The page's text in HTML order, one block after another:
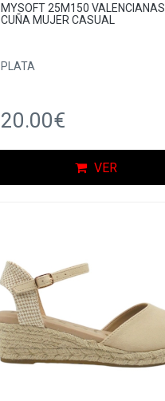
MYSOFT 25M150 VALENCIANAS
CUÑA MUJER CASUAL
PLATA
20.00€
VER